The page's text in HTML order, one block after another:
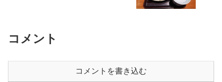
コメント
コメントを書き込む